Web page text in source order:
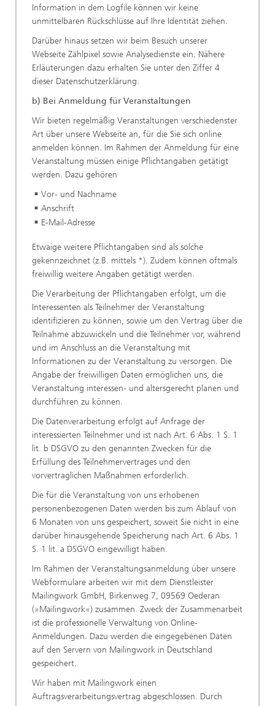
Information in dem Logfile können wir keine
unmittelbaren Rückschlüsse auf Ihre Identität ziehen.
Darüber hinaus setzen wir beim Besuch unserer
Webseite Zählpixel sowie Analysedienste ein. Nähere
Erläuterungen dazu erhalten Sie unter den Ziffer 4
dieser Datenschutzerklärung.
b) Bei Anmeldung für Veranstaltungen
Wir bieten regelmäßig Veranstaltungen verschiedenster
Art über unsere Webseite an, für die Sie sich online
anmelden können. Im Rahmen der Anmeldung für eine
Veranstaltung müssen einige Pflichtangaben getätigt
werden. Dazu gehören
Vor- und Nachname
Anschrift
E-Mail-Adresse
Etwaige weitere Pflichtangaben sind als solche
gekennzeichnet (z.B. mittels *). Zudem können oftmals
freiwillig weitere Angaben getätigt werden.
Die Verarbeitung der Pflichtangaben erfolgt, um die
Interessenten als Teilnehmer der Veranstaltung
identifizieren zu können, sowie um den Vertrag über die
Teilnahme abzuwickeln und die Teilnehmer vor, während
und im Anschluss an die Veranstaltung mit
Informationen zu der Veranstaltung zu versorgen. Die
Angabe der freiwilligen Daten ermöglichen uns, die
Veranstaltung interessen- und altersgerecht planen und
durchführen zu können.
Die Datenverarbeitung erfolgt auf Anfrage der
interessierten Teilnehmer und ist nach Art. 6 Abs. 1 S. 1
lit. b DSGVO zu den genannten Zwecken für die
Erfüllung des Teilnehmervertrages und den
vorvertraglichen Maßnahmen erforderlich.
Die für die Veranstaltung von uns erhobenen
personenbezogenen Daten werden bis zum Ablauf von
6 Monaten von uns gespeichert, soweit Sie nicht in eine
darüber hinausgehende Speicherung nach Art. 6 Abs. 1
S. 1 lit. a DSGVO eingewilligt haben.
Im Rahmen der Veranstaltungsanmeldung über unsere
Webformulare arbeiten wir mit dem Dienstleister
Mailingwork GmbH, Birkenweg 7, 09569 Oederan
(»Mailingwork«) zusammen. Zweck der Zusammenarbeit
ist die professionelle Verwaltung von Online-
Anmeldungen. Dazu werden die eingegebenen Daten
auf den Servern von Mailingwork in Deutschland
gespeichert.
Wir haben mit Mailingwork einen
Auftragsverarbeitungsvertrag abgeschlossen. Durch